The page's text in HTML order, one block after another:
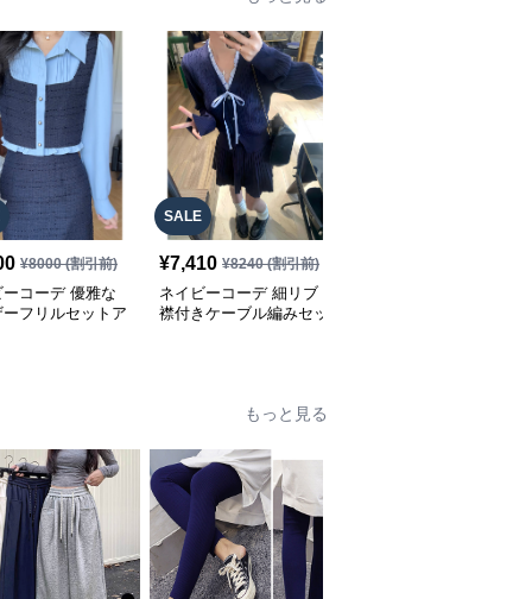
¥8000(割引前)
ーコーデ 優雅な
ーフリルセットア
SALE
¥7,410 ¥8240(割引前)
ネイビーコーデ 細リブ
襟付きケーブル編みセッ
もっと見る